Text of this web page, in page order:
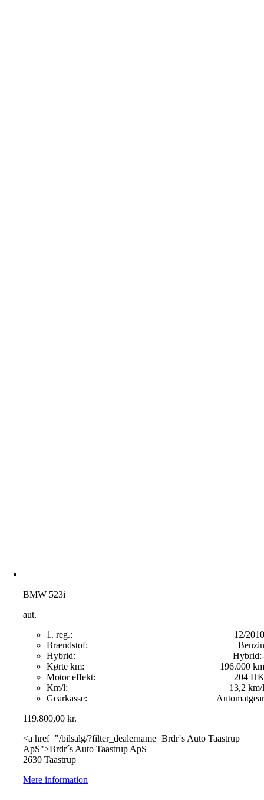
BMW 523i
aut.
1. reg.:
12/2010
Brændstof:
Benzin
Hybrid:
Hybrid:-
Kørte km:
196.000 km
Motor effekt:
204 HK
Km/l:
13,2 km/l
Gearkasse:
Automatgear
119.800,00kr.
<a href="/bilsalg/?filter_dealername=Brdr´s Auto Taastrup
ApS">Brdr´s Auto Taastrup ApS
2630 Taastrup
Mere information